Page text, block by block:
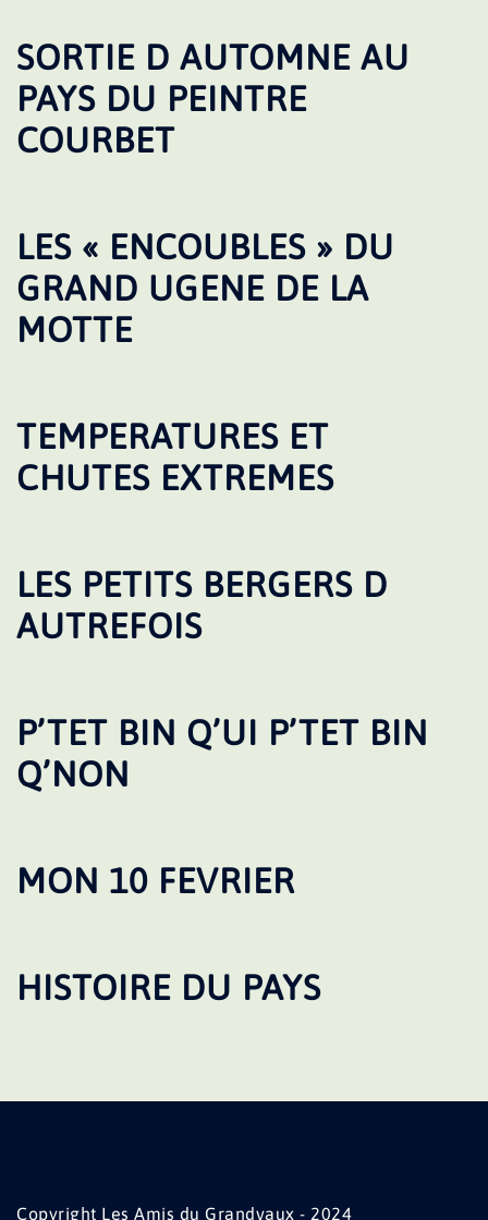
SORTIE D AUTOMNE AU
PAYS DU PEINTRE
COURBET
LES « ENCOUBLES » DU
GRAND UGENE DE LA
MOTTE
TEMPERATURES ET
CHUTES EXTREMES
LES PETITS BERGERS D
AUTREFOIS
P’TET BIN Q’UI P’TET BIN
Q’NON
MON 10 FEVRIER
HISTOIRE DU PAYS
Copyright Les Amis du Grandvaux - 2024